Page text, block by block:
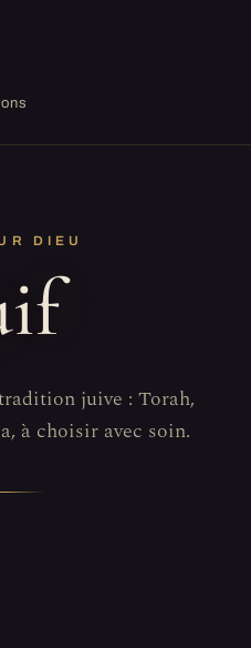
DIEU
juive : Torah,
à choisir avec soin.